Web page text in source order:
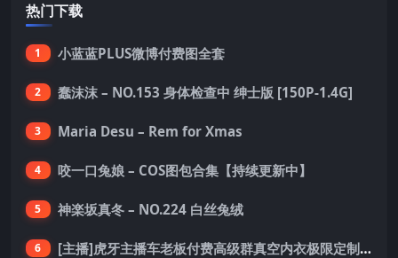
热门下载
1 小蓝蓝PLUS微博付费图全套
2 蠢沫沫 – NO.153 身体检查中 绅士版 [150P-1.4G]
3 Maria Desu – Rem for Xmas
4 咬一口兔娘 – COS图包合集【持续更新中】
5 神楽坂真冬 – NO.224 白丝兔绒
6 [主播]虎牙主播车老板付费高级群真空内衣极限定制8分19